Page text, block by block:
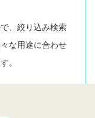
、絞り込み検索
な用途に合わせ
。